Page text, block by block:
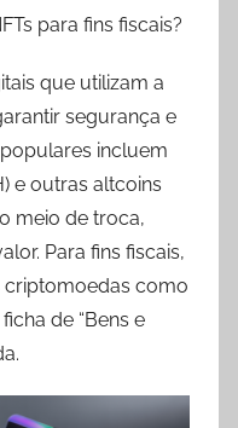
para fins fiscais?
que utilizam a
segurança e
incluem
e outras altcoins
meio de troca,
Para fins fiscais,
criptomoedas como
de “Bens e